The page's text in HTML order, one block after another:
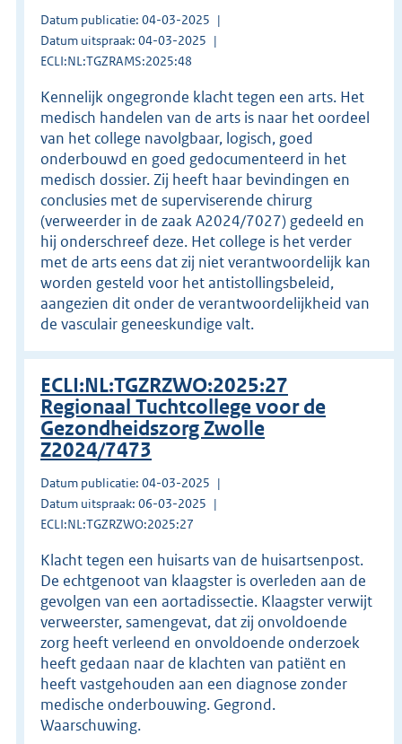
Datum publicatie: 04-03-2025
Datum uitspraak: 04-03-2025
ECLI:NL:TGZRAMS:2025:48
Kennelijk ongegronde klacht tegen een arts. Het
medisch handelen van de arts is naar het oordeel
van het college navolgbaar, logisch, goed
onderbouwd en goed gedocumenteerd in het
medisch dossier. Zij heeft haar bevindingen en
conclusies met de superviserende chirurg
(verweerder in de zaak A2024/7027) gedeeld en
hij onderschreef deze. Het college is het verder
met de arts eens dat zij niet verantwoordelijk kan
worden gesteld voor het antistollingsbeleid,
aangezien dit onder de verantwoordelijkheid van
de vasculair geneeskundige valt.
ECLI:NL:TGZRZWO:2025:27
Regionaal Tuchtcollege voor de
Gezondheidszorg Zwolle
Z2024/7473
Datum publicatie: 04-03-2025
Datum uitspraak: 06-03-2025
ECLI:NL:TGZRZWO:2025:27
Klacht tegen een huisarts van de huisartsenpost.
De echtgenoot van klaagster is overleden aan de
gevolgen van een aortadissectie. Klaagster verwijt
verweerster, samengevat, dat zij onvoldoende
zorg heeft verleend en onvoldoende onderzoek
heeft gedaan naar de klachten van patiënt en
heeft vastgehouden aan een diagnose zonder
medische onderbouwing. Gegrond.
Waarschuwing.